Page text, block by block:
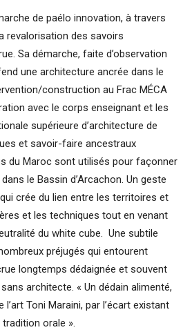
de paélo innovation, à travers
revalorisation des savoirs
Sa démarche, faite d’observation
une architecture ancrée dans le
construction au Frac MÉCA
avec le corps enseignant et les
supérieure d’architecture de
et savoir-faire ancestraux
du Maroc sont utilisés pour façonner
le Bassin d’Arcachon. Un geste
crée du lien entre les territoires et
et les techniques tout en venant
du white cube. Une subtile
préjugés qui entourent
longtemps dédaignée et souvent
architecte. « Un dédain alimenté,
l’art Toni Maraini, par l’écart existant
orale ».